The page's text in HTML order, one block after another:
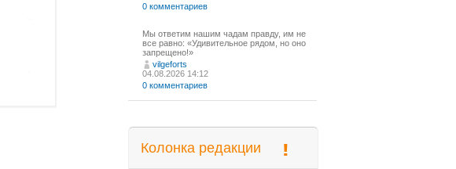
0 комментариев
Мы ответим нашим чадам правду, им не
все равно: «Удивительное рядом, но оно
запрещено!»
vilgeforts
04.08.2026 14:12
0 комментариев
Колонка редакции